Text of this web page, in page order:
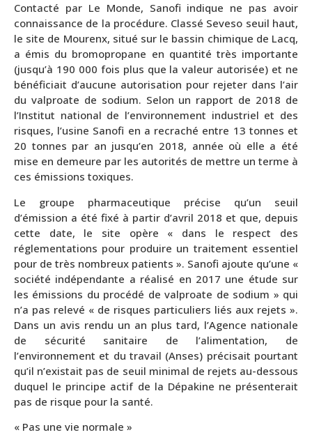
Contacté par Le Monde, Sanofi indique ne pas avoir
connaissance de la procédure. Classé Seveso seuil haut,
le site de Mourenx, situé sur le bassin chimique de Lacq,
a émis du bromopropane en quantité très importante
(jusqu’à 190 000 fois plus que la valeur autorisée) et ne
bénéficiait d’aucune autorisation pour rejeter dans l’air
du valproate de sodium. Selon un rapport de 2018 de
l’Institut national de l’environnement industriel et des
risques, l’usine Sanofi en a recraché entre 13 tonnes et
20 tonnes par an jusqu’en 2018, année où elle a été
mise en demeure par les autorités de mettre un terme à
ces émissions toxiques.
Le groupe pharmaceutique précise qu’un seuil
d’émission a été fixé à partir d’avril 2018 et que, depuis
cette date, le site opère « dans le respect des
réglementations pour produire un traitement essentiel
pour de très nombreux patients ». Sanofi ajoute qu’une «
société indépendante a réalisé en 2017 une étude sur
les émissions du procédé de valproate de sodium » qui
n’a pas relevé « de risques particuliers liés aux rejets ».
Dans un avis rendu un an plus tard, l’Agence nationale
de sécurité sanitaire de l’alimentation, de
l’environnement et du travail (Anses) précisait pourtant
qu’il n’existait pas de seuil minimal de rejets au-dessous
duquel le principe actif de la Dépakine ne présenterait
pas de risque pour la santé.
« Pas une vie normale »